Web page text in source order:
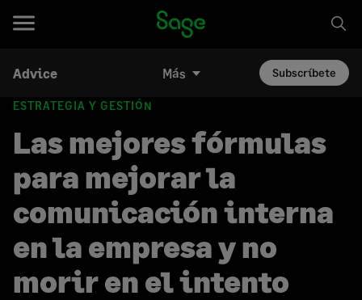
Advice Más Subscríbete
ESTRATEGIA Y GESTIÓN
Las mejores fórmulas
para mejorar la
comunicación interna
en la empresa y no
morir en el intento